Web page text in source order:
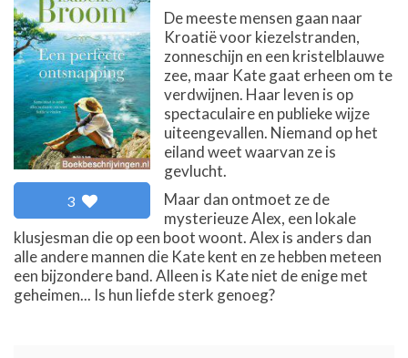
3
De meeste mensen gaan naar
Kroatië voor kiezelstranden,
zonneschijn en een kristelblauwe
zee, maar Kate gaat erheen om te
verdwijnen. Haar leven is op
spectaculaire en publieke wijze
uiteengevallen. Niemand op het
eiland weet waarvan ze is
gevlucht.
Maar dan ontmoet ze de
mysterieuze Alex, een lokale
klusjesman die op een boot woont. Alex is anders dan
alle andere mannen die Kate kent en ze hebben meteen
een bijzondere band. Alleen is Kate niet de enige met
geheimen... Is hun liefde sterk genoeg?